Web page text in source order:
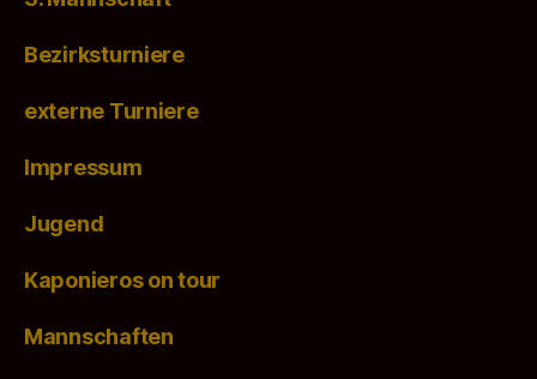
Bezirksturniere
externe Turniere
Impressum
Jugend
Kaponieros on tour
Mannschaften